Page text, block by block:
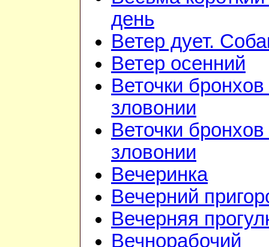
день
Ветер дует.
Ветер осенний
Веточки
зловонии
Веточки
зловонии
Вечеринка
Вечерний
Вечерняя
Вечнорабочий